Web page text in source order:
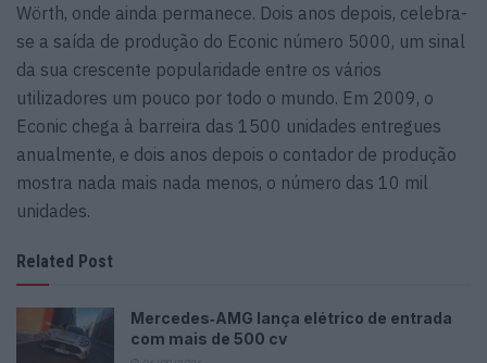
Wörth, onde ainda permanece. Dois anos depois, celebra-
se a saída de produção do Econic número 5000, um sinal
da sua crescente popularidade entre os vários
utilizadores um pouco por todo o mundo. Em 2009, o
Econic chega à barreira das 1500 unidades entregues
anualmente, e dois anos depois o contador de produção
mostra nada mais nada menos, o número das 10 mil
unidades.
Related Post
Mercedes‑AMG lança elétrico de entrada
com mais de 500 cv